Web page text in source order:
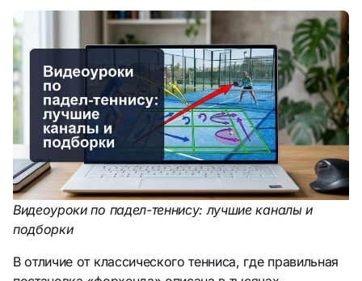
Видеоуроки по падел-теннису: лучшие каналы и
подборки
В отличие от классического тенниса, где правильная